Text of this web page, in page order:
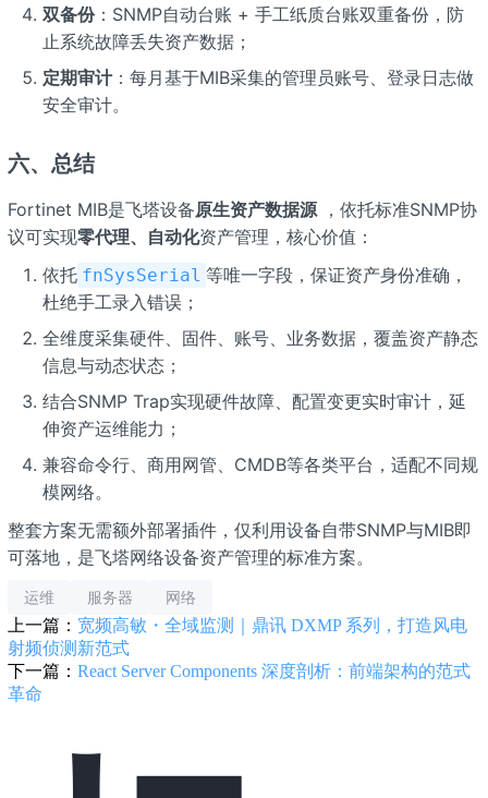
双备份：SNMP自动台账 + 手工纸质台账双重备份，防
止系统故障丢失资产数据；
定期审计：每月基于MIB采集的管理员账号、登录日志做
安全审计。
六、总结
Fortinet MIB是飞塔设备原生资产数据源，依托标准SNMP协
议可实现零代理、自动化资产管理，核心价值：
依托 fnSysSerial 等唯一字段，保证资产身份准确，
杜绝手工录入错误；
全维度采集硬件、固件、账号、业务数据，覆盖资产静态
信息与动态状态；
结合SNMP Trap实现硬件故障、配置变更实时审计，延
伸资产运维能力；
兼容命令行、商用网管、CMDB等各类平台，适配不同规
模网络。
整套方案无需额外部署插件，仅利用设备自带SNMP与MIB即
可落地，是飞塔网络设备资产管理的标准方案。
运维 服务器 网络
上一篇： 宽频高敏・全域监测｜鼎讯 DXMP 系列，打造风电
射频侦测新范式
下一篇： React Server Components 深度剖析：前端架构的范式
革命